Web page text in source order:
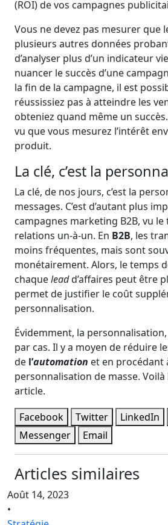
(ROI) de vos campagnes
Vous ne devez pas mesurer que
plusieurs autres données
d’analyser plus d’un indicateur
nuancer le succès d’une
la fin de la campagne, il est
réussissiez pas à atteindre les
obteniez quand même un
vu que vous mesurez l’intérêt
produit.
La clé, c’est la
La clé, de nos jours, c’est la
messages. C’est d’autant plus
campagnes marketing B2B, vu le
relations un-à-un. En B2B, les
moins fréquentes, mais sont
monétairement. Alors, le temps
chaqueleadd’affaires peut être
permet de justifier le coût
personnalisation.
Évidemment, la personnalisation,
par cas. Il y a moyen de réduire
de l’automation et en procédant
personnalisation de masse. Voilà
article.
Facebook
Twitter LinkedIn
Messenger
Email
Articles similaires
Août 14, 2023
•